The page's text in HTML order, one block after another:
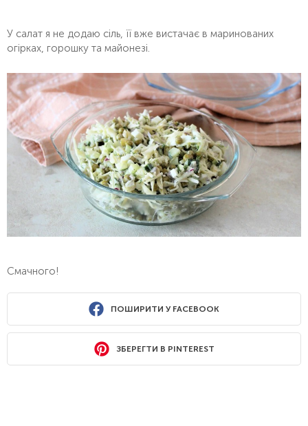
У салат я не додаю сіль, її вже вистачає в маринованих
огірках, горошку та майонезі.
Смачного!
ПОШИРИТИ У FACEBOOK
ЗБЕРЕГТИ В PINTEREST